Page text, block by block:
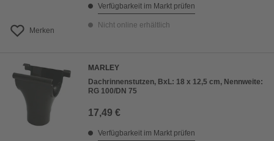
Merken
Verfügbarkeit im Markt prüfen
Nicht online erhältlich
MARLEY
Dachrinnenstutzen, BxL: 18 x 12,5 cm, Nennweite:
RG 100/DN 75
17,49 €
Verfügbarkeit im Markt prüfen